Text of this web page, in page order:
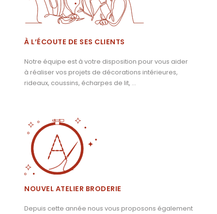
À L’ÉCOUTE DE SES CLIENTS
Notre équipe est à votre disposition pour vous aider
à réaliser vos projets de décorations intérieures,
rideaux, coussins, écharpes de lit, …
NOUVEL ATELIER BRODERIE
Depuis cette année nous vous proposons également